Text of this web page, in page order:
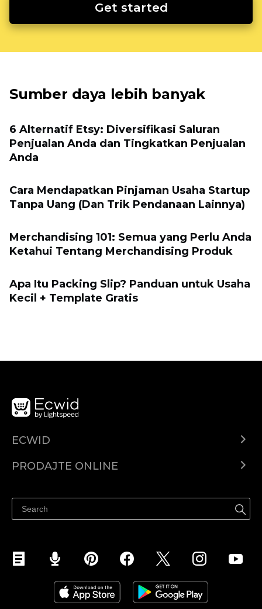
Get started
Sumber daya lebih banyak
6 Alternatif Etsy: Diversifikasi Saluran
Penjualan Anda dan Tingkatkan Penjualan
Anda
Cara Mendapatkan Pinjaman Usaha Startup
Tanpa Uang (Dan Trik Pendanaan Lainnya)
Merchandising 101: Semua yang Perlu Anda
Ketahui Tentang Merchandising Produk
Apa Itu Packing Slip? Panduan untuk Usaha
Kecil + Template Gratis
ECWID
PRODAJTE ONLINE